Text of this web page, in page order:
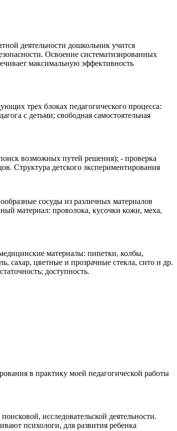
деятельности дошкольник учится
Освоение систематизированных
максимальную эффективность
трех блоках педагогического процесса:
с детьми; свободная самостоятельная
возможных путей решения); - проверка
Структура детского экспериментирования
сосуды из различных материалов
материал: проволока, кусочки кожи, меха,
материалы: пипетки, колбы,
сахар, цветные и прозрачные стекла, сито и др.
доступность.
в практику моей педагогической работы
исследовательской деятельности.
психологи, для развития ребенка